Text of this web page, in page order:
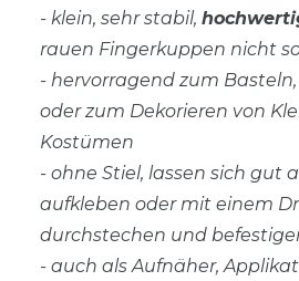
- klein, sehr stabil,
rauen Fingerkuppen nicht
- hervorragend zum
oder zum Dekorieren von
Kostümen
- ohne Stiel, lassen sich gut
aufkleben oder mit einem
durchstechen und
- auch als Aufnäher,